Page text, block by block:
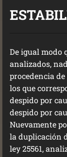
De igual modo
analizados,
procedencia
los que
despido por
despido por
Nuevamente
la duplicación
ley 25561,